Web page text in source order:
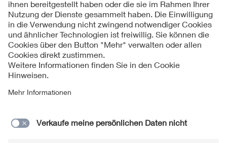
Kontakt
Impressum
Datenschutzinformationen
Cookie Hinweise
Compliance
Jahresarchiv